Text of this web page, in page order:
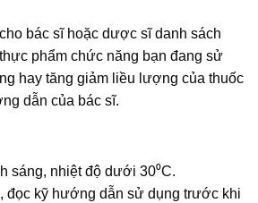
bác sĩ hoặc dược sĩ danh sách
phẩm chức năng bạn đang sử
hay tăng giảm liều lượng của thuốc
dẫn của bác sĩ.
sáng, nhiệt độ dưới 30⁰C.
đọc kỹ hướng dẫn sử dụng trước khi